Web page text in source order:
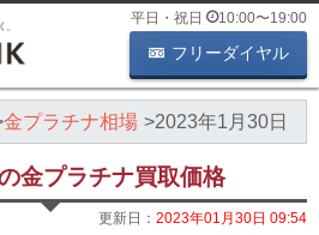
平日・祝日 10:00〜19:00
フリーダイヤル
金プラチナ相場 2023年1月30日
金プラチナ買取価格
更新日： 2023年01月30日 09:54